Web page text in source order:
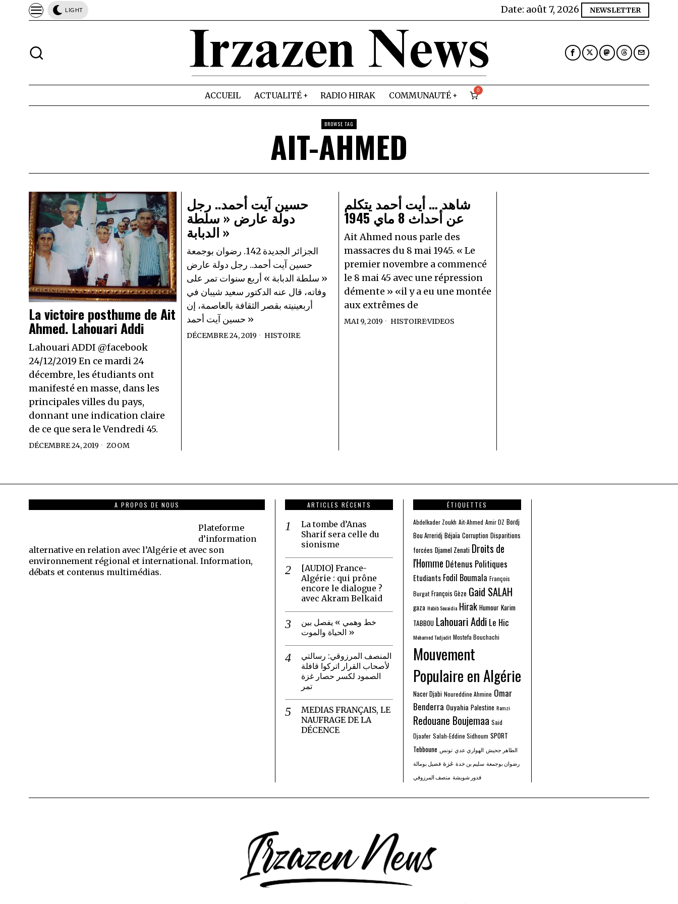
LIGHT Date: août 7, 2026 NEWSLETTER
ACCUEIL ACTUALITÉ RADIO HIRAK COMMUNAUTÉ
0
BROWSE TAG
AIT-AHMED
La victoire posthume de Ait
Ahmed. Lahouari Addi
Lahouari ADDI @facebook
24/12/2019 En ce mardi 24
décembre, les étudiants ont
manifesté en masse, dans les
principales villes du pays,
donnant une indication claire
de ce que sera le Vendredi 45.
DÉCEMBRE 24, 2019 ZOOM
حسين آيت أحمد.. رجل
دولة عارض « سلطة
الدبابة »
الجزائر الجديدة 142. رضوان بوجمعة
حسين آيت أحمد.. رجل دولة عارض
« سلطة الدبابة » أربع سنوات تمر على
وفاته، قال عنه الدكتور سعيد شيبان في
أربعينيته بقصر الثقافة بالعاصمة، إن
« حسين آيت أحمد
DÉCEMBRE 24, 2019 HISTOIRE
شاهد … أيت أحمد يتكلم
عن أحداث 8 ماي 1945
Ait Ahmed nous parle des
massacres du 8 mai 1945. « Le
premier novembre a commencé
le 8 mai 45 avec une répression
démente » «il y a eu une montée
aux extrêmes de
MAI 9, 2019 HISTOIRE·VIDEOS
A PROPOS DE NOUS
Plateforme
d’information
alternative en relation avec l’Algérie et avec son
environnement régional et international. Information,
débats et contenus multimédias.
ARTICLES RÉCENTS
La tombe d’Anas
Sharif sera celle du
sionisme
[AUDIO] France-
Algérie : qui prône
encore le dialogue ?
avec Akram Belkaid
خط وهمي » يفصل بين
الحياة والموت »
المنصف المرزوقي: رسالتي
لأصحاب القرار اتركوا قافلة
الصمود لكسر حصار غزة
تمر
MEDIAS FRANÇAIS, LE
NAUFRAGE DE LA
DÉCENCE
ÉTIQUETTES
Abdelkader Zoukh Ait-Ahmed Amir DZ Bordj
Bou Arreridj Béjaïa Corruption Disparitions
forcées Djamel Zenati Droits de
l'Homme Détenus Politiques
Etudiants Fodil Boumala François
Burgat François Gèze Gaid SALAH
gaza Habib Souaidia Hirak Humour Karim
TABBOU Lahouari Addi Le Hic
Mohamed Tadjadit Mostefa Bouchachi
Mouvement
Populaire en Algérie
Nacer Djabi Noureddine Ahmine Omar
Benderra Ouyahia Palestine Ramzi
Redouane Boujemaa Said
Djaafer Salah-Eddine Sidhoum SPORT
Tebboune
الطاهر جحيش الهواري عدي تونس
رضوان بوجمعة سليم بن خدة غزة فضيل بومالة
قدور شويشة منصف المرزوقي